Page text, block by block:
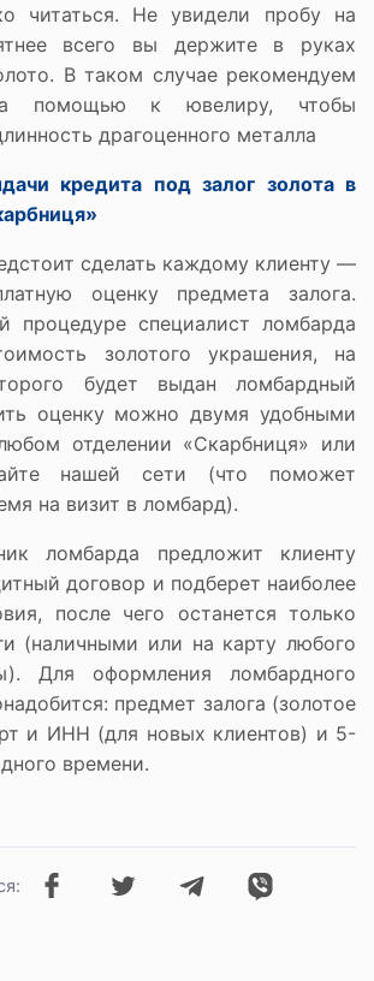
читаться. Не увидели пробу на
всего вы держите в руках
В таком случае рекомендуем
помощью к ювелиру, чтобы
драгоценного металла
кредита под залог золота в
сделать каждому клиенту —
оценку предмета залога.
процедуре специалист ломбарда
золотого украшения, на
будет выдан ломбардный
оценку можно двумя удобными
отделении «Скарбниця» или
нашей сети (что поможет
на визит в ломбард).
ломбарда предложит клиенту
договор и подберет наиболее
после чего останется только
(наличными или на карту любого
Для оформления ломбардного
предмет залога (золотое
и ИНН (для новых клиентов) и 5-
времени.